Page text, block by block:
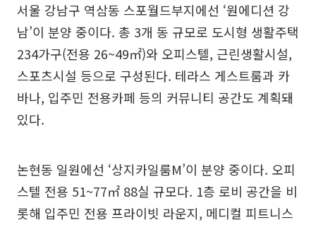
서울 강남구 역삼동 스포월드부지에선 ‘원에디션 강
남’이 분양 중이다. 총 3개 동 규모로 도시형 생활주택
234가구(전용 26~49㎡)와 오피스텔, 근린생활시설,
스포츠시설 등으로 구성된다. 테라스 게스트룸과 카
바나, 입주민 전용카페 등의 커뮤니티 공간도 계획돼
있다.
논현동 일원에선 ‘상지카일룸M’이 분양 중이다. 오피
스텔 전용 51~77㎡ 88실 규모다. 1층 로비 공간을 비
롯해 입주민 전용 프라이빗 라운지, 메디컬 피트니스